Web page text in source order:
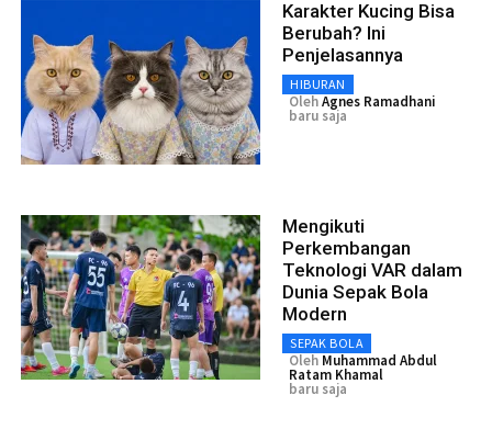
Karakter Kucing Bisa
Berubah? Ini
Penjelasannya
HIBURAN
OlehAgnes Ramadhani
baru saja
Mengikuti
Perkembangan
Teknologi VAR dalam
Dunia Sepak Bola
Modern
SEPAK BOLA
Oleh Muhammad Abdul
Ratam Khamal
baru saja